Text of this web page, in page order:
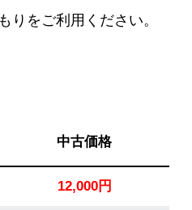
をご利用ください。
中古価格
12,000円